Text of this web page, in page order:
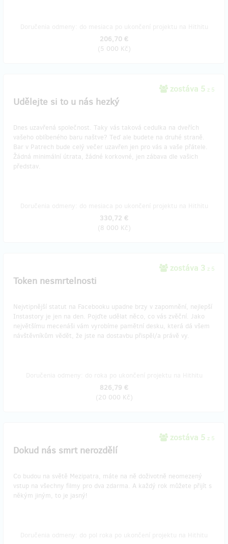
206,70 €
(5 000 Kč)
zostáva 5 z 5
Udělejte si to u nás hezký
Dnes uzavřená společnost. Taky vás taková cedulka na dveřích
vašeho oblíbeného baru naštve? Teď ale budete na druhé straně.
Bar v Patrech bude celý večer uzavřen jen pro vás a vaše přátele.
Žádná minimální útrata, žádné korkovné, jen zábava dle vašich
představ.
330,72 €
(8 000 Kč)
zostáva 3 z 5
Token nesmrtelnosti
Nejvtipnější statut na Facebooku upadne brzy v zapomnění, nejlepší
Instastory je jen na den. Pojďte udělat něco, co vás zvěční. Jako
největšímu mecenáši vám vyrobíme pamětní desku, která dá všem
návštěvníkům vědět, že jste na dostavbu přispěl/a právě vy.
826,79 €
(20 000 Kč)
zostáva 5 z 5
Dokud nás smrt nerozdělí
Co budou na světě Mezipatra, máte na ně doživotně neomezený
vstup na všechny filmy pro dva zdarma. A každý rok můžete přijít s
někým jiným, to je jasný!